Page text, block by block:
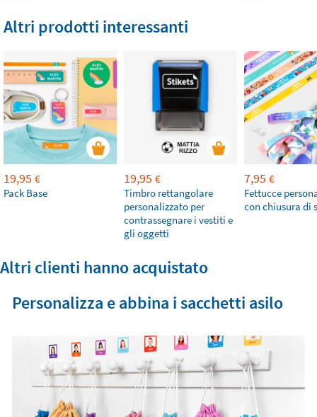
Altri prodotti interessanti
19,95 €
Pack Base
19,95 €
Timbro rettangolare
personalizzato per
contrassegnare i vestiti e
gli oggetti
7,95 €
Fettucce
con chiusura di
Altri clienti hanno acquistato
Personalizza e abbina i sacchetti asilo